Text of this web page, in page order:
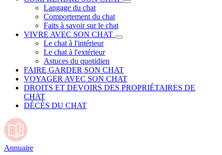
Langage du chat
Comportement du chat
Faits à savoir sur le chat
VIVRE AVEC SON CHAT
Le chat à l'intérieur
Le chat à l'extérieur
Astuces du quotidien
FAIRE GARDER SON CHAT
VOYAGER AVEC SON CHAT
DROITS ET DEVOIRS DES PROPRIÉTAIRES DE
CHAT
DÉCÈS DU CHAT
Annuaire